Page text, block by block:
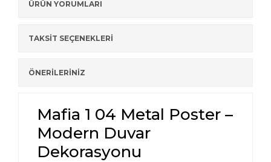
ÜRÜN YORUMLARI
TAKSİT SEÇENEKLERİ
ÖNERİLERİNİZ
Mafia 1 04 Metal Poster –
Modern Duvar
Dekorasyonu